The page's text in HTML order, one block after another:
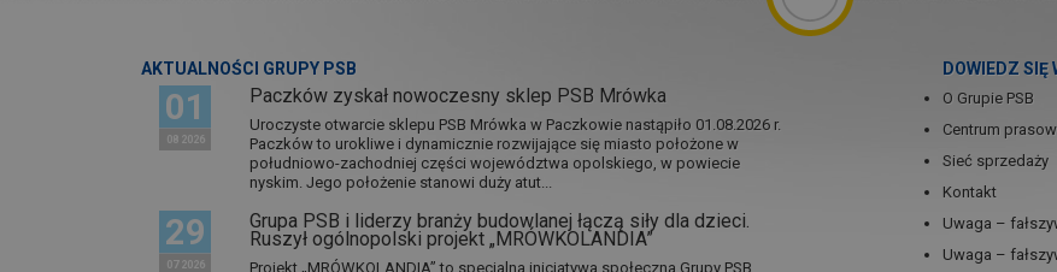
AKTUALNOŚCI GRUPY PSB
01
08 2026
Paczków zyskał nowoczesny sklep PSB Mrówka
Uroczyste otwarcie sklepu PSB Mrówka w Paczkowie nastąpiło 01.08.2026 r.
Paczków to urokliwe i dynamicznie rozwijające się miasto położone w
południowo-zachodniej części województwa opolskiego, w powiecie
nyskim. Jego położenie stanowi duży atut...
29
07 2026
Grupa PSB i liderzy branży budowlanej łączą siły dla dzieci.
Ruszył ogólnopolski projekt „MRÓWKOLANDIA”
Projekt „MRÓWKOLANDIA” to specjalna inicjatywa społeczna Grupy PSB,
DOWIEDZ SIĘ
O Grupie PSB
Centrum
Sieć sprzedaży
Kontakt
Uwaga –
Uwaga –